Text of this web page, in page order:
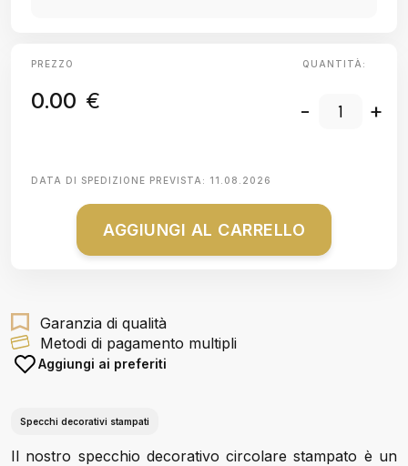
PREZZO
0.00 €
QUANTITÀ:
- +
DATA DI SPEDIZIONE PREVISTA: 11.08.2026
AGGIUNGI AL CARRELLO
Garanzia di qualità
Metodi di pagamento multipli
Aggiungi ai preferiti
Specchi decorativi stampati
Il nostro specchio decorativo circolare stampato è un